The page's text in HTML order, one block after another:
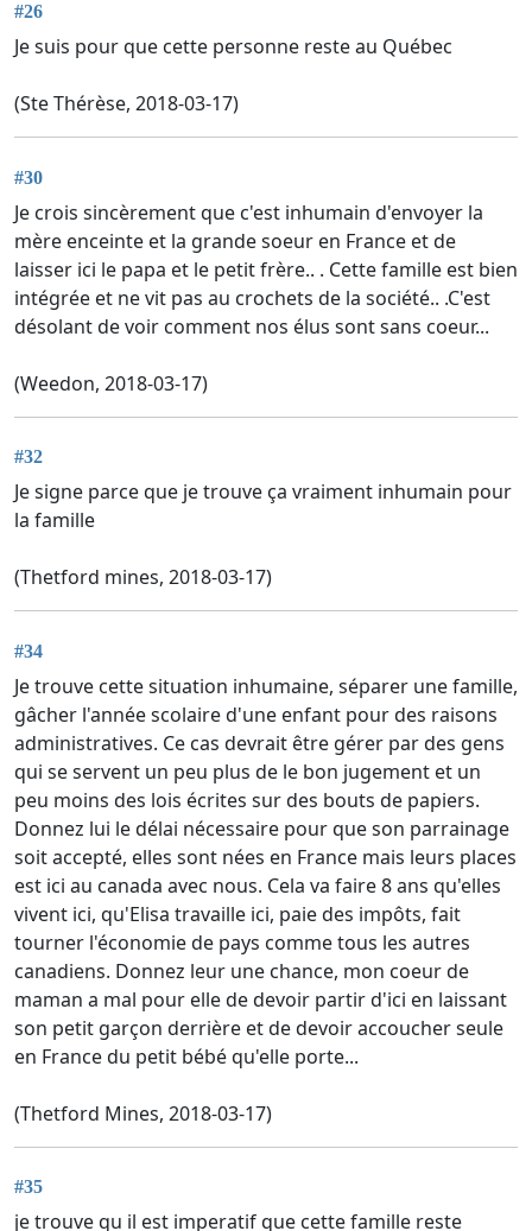
#26
Je suis pour que cette personne reste au Québec
(Ste Thérèse, 2018-03-17)
#30
Je crois sincèrement que c'est inhumain d'envoyer la
mère enceinte et la grande soeur en France et de
laisser ici le papa et le petit frère.. . Cette famille est bien
intégrée et ne vit pas au crochets de la société.. .C'est
désolant de voir comment nos élus sont sans coeur...
(Weedon, 2018-03-17)
#32
Je signe parce que je trouve ça vraiment inhumain pour
la famille
(Thetford mines, 2018-03-17)
#34
Je trouve cette situation inhumaine, séparer une famille,
gâcher l'année scolaire d'une enfant pour des raisons
administratives. Ce cas devrait être gérer par des gens
qui se servent un peu plus de le bon jugement et un
peu moins des lois écrites sur des bouts de papiers.
Donnez lui le délai nécessaire pour que son parrainage
soit accepté, elles sont nées en France mais leurs places
est ici au canada avec nous. Cela va faire 8 ans qu'elles
vivent ici, qu'Elisa travaille ici, paie des impôts, fait
tourner l'économie de pays comme tous les autres
canadiens. Donnez leur une chance, mon coeur de
maman a mal pour elle de devoir partir d'ici en laissant
son petit garçon derrière et de devoir accoucher seule
en France du petit bébé qu'elle porte...
(Thetford Mines, 2018-03-17)
#35
je trouve qu il est imperatif que cette famille reste